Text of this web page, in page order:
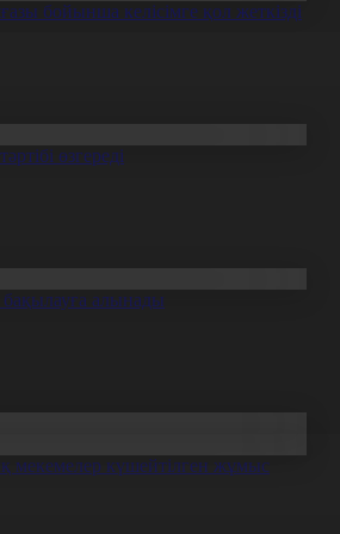
бойынша келісімге қол жеткізді
өзгереді
алынады
мекемелер күшейтілген жұмыс